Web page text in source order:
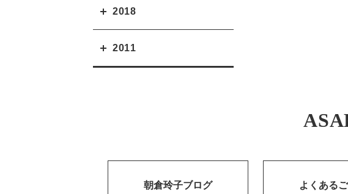
2018
2011
朝倉玲子ブログ よくある